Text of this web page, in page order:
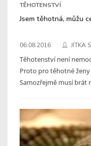
TĚHOTENSTVÍ
Jsem těhotná, můžu
06.08.2016 JITKA
Těhotenství není
Proto pro těhotné
Samozřejmě musí brát